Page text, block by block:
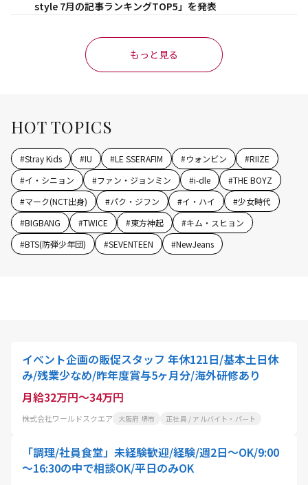
style 7月の記事ランキングTOP5」を発表
もっと見る
HOT TOPICS
#Stray Kids #IU #LE SSERAFIM #ウォンビン #RIIZE
#イ・シニョン #ファン・ジョンミン #i-dle #THE BOYZ
#マーク(NCT出身) #パク・ジフン #イ・ハイ #少女時代
#BIGBANG #TWICE #東方神起 #キム・スヒョン
#BTS(防弾少年団) #SEVENTEEN #NewJeans
イベント企画の販促スタッフ 年休121日/基本土日休
み/残業少なめ/昨年度賞与5ヶ月分/海外研修あり
月給32万円～34万円
株式会社ワールドスクエア 大阪府 堺市 正社員 / アルバイト・パート
「調理/社員食堂」未経験歓迎/経験/週2日～OK/9:00
～16:30の中で相談OK/平日のみOK